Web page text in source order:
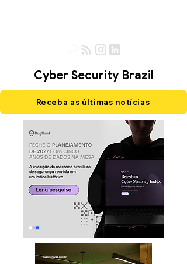
Cyber Security Brazil
Receba as últimas notícias